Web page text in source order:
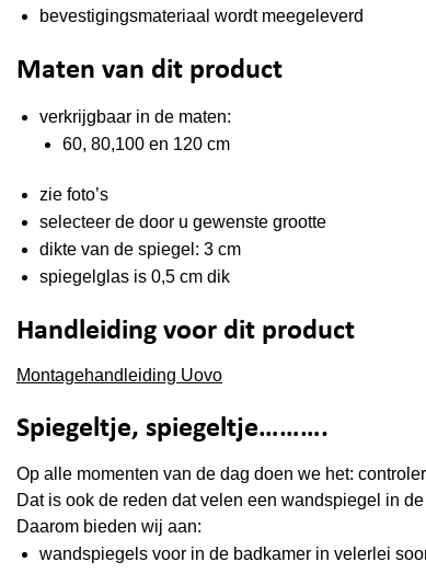
bevestigingsmateriaal wordt meegeleverd
Maten van dit product
verkrijgbaar in de maten:
60, 80,100 en 120 cm
zie foto’s
selecteer de door u gewenste grootte
dikte van de spiegel: 3 cm
spiegelglas is 0,5 cm dik
Handleiding voor dit product
Montagehandleiding Uovo
Spiegeltje, spiegeltje……….
Op alle momenten van de dag doen we het:
Dat is ook de reden dat velen een wandspiegel in
Daarom bieden wij aan:
wandspiegels voor in de badkamer in velerlei